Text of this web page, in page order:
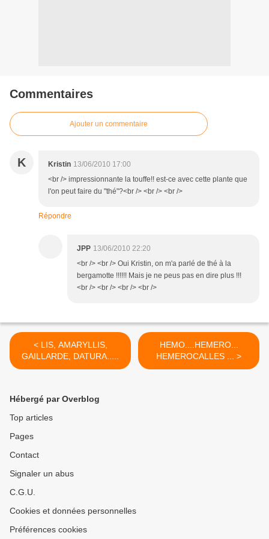
Commentaires
Ajouter un commentaire
K Kristin 13/06/2010 17:00
<br /> impressionnante la touffe!! est-ce avec cette plante que
l'on peut faire du "thé"?<br /> <br /> <br />
Répondre
JPP 13/06/2010 22:20
<br /> <br /> Oui Kristin, on m'a parlé de thé à la
bergamotte !!!!!! Mais je ne peus pas en dire plus !!!
<br /> <br /> <br /> <br />
< LIS, AMARYLLIS,
GAILLARDE, DATURA.....
HEMO....HEMERO...
HEMEROCALLES ... >
Hébergé par Overblog
Top articles
Pages
Contact
Signaler un abus
C.G.U.
Cookies et données personnelles
Préférences cookies